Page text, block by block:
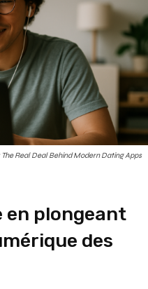
Real Deal Behind Modern Dating Apps
en plongeant
des